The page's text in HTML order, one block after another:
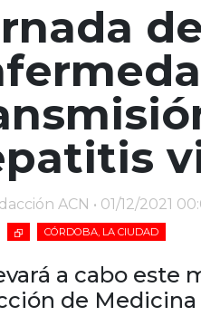
ACN • 01/12/2021
CÓRDOBA, LA CIUDAD
a cabo este
de